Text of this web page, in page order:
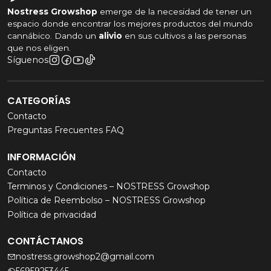
carbón de gran capacidad.
¿Se puede regular la
velocidad?
¿Hace mucho ruido?
significativamente el ruido y las turbulencias.
¿Incluye sistema de
seguridad?
equipo ante sobrecalentamiento.
Nostress Growshop emerge de la necesidad de tener un
espacio donde encontrar los mejores productos del mundo
cannábico. Dando un alivio en sus cultivos a las personas
que nos eligen.
Síguenos
CATEGORÍAS
Contacto
Preguntas Frecuentes FAQ
INFORMACIÓN
Contacto
Terminos y Condiciones – NOSTRESS Growshop
Política de Reembolso – NOSTRESS Growshop
Política de privacidad
CONTÁCTANOS
nostress.growshop2@gmail.com